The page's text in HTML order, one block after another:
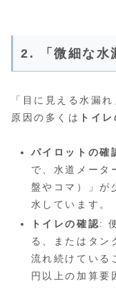
2. 「微細な水
「目に見える水漏
原因の多くは トイ
パイロットの確
で、水道メータ
盤やコマ）」が
水しています。
トイレの確認:
る、またはタン
流れ続けている
円以上の加算要